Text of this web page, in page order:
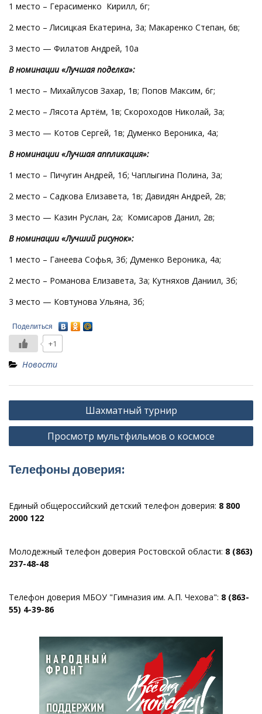
1 место – Герасименко Кирилл, 6г;
2 место – Лисицкая Екатерина, 3а; Макаренко Степан, 6в;
3 место — Филатов Андрей, 10а
В номинации «Лучшая поделка»:
1 место – Михайлусов Захар, 1в; Попов Максим, 6г;
2 место – Лясота Артём, 1в; Скороходов Николай, 3а;
3 место — Котов Сергей, 1в; Думенко Вероника, 4а;
В номинации «Лучшая аппликация»:
1 место – Пичугин Андрей, 1б; Чаплыгина Полина, 3а;
2 место – Садкова Елизавета, 1в; Давидян Андрей, 2в;
3 место — Казин Руслан, 2а; Комисаров Данил, 2в;
В номинации «Лучший рисунок»:
1 место – Ганеева Софья, 3б; Думенко Вероника, 4а;
2 место – Романова Елизавета, 3а; Кутняхов Даниил, 3б;
3 место — Ковтунова Ульяна, 3б;
Поделиться
+1
Новости
Навигация
по
записям
Шахматный турнир
Просмотр мультфильмов о космосе
Телефоны доверия:
Единый общероссийский детский телефон доверия: 8 800
2000 122
Молодежный телефон доверия Ростовской области: 8 (863)
237-48-48
Телефон доверия МБОУ "Гимназия им. А.П. Чехова": 8 (863-
55) 4-39-86